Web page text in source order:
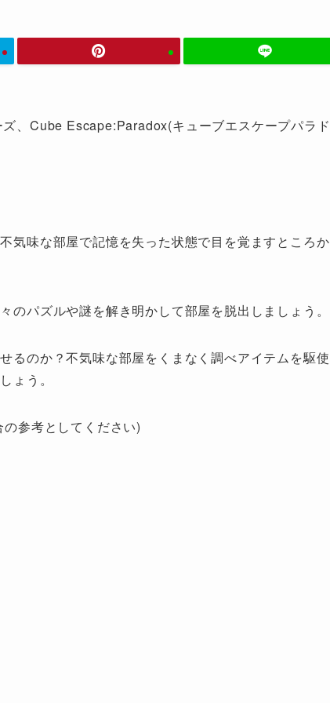
、Cube Escape:Paradox(キューブエスケープパラド
気味な部屋で記憶を失った状態で目を覚ますところか
パズルや謎を解き明かして部屋を脱出しましょう。
るのか？不気味な部屋をくまなく調べアイテムを駆使
ょう。
参考としてください)